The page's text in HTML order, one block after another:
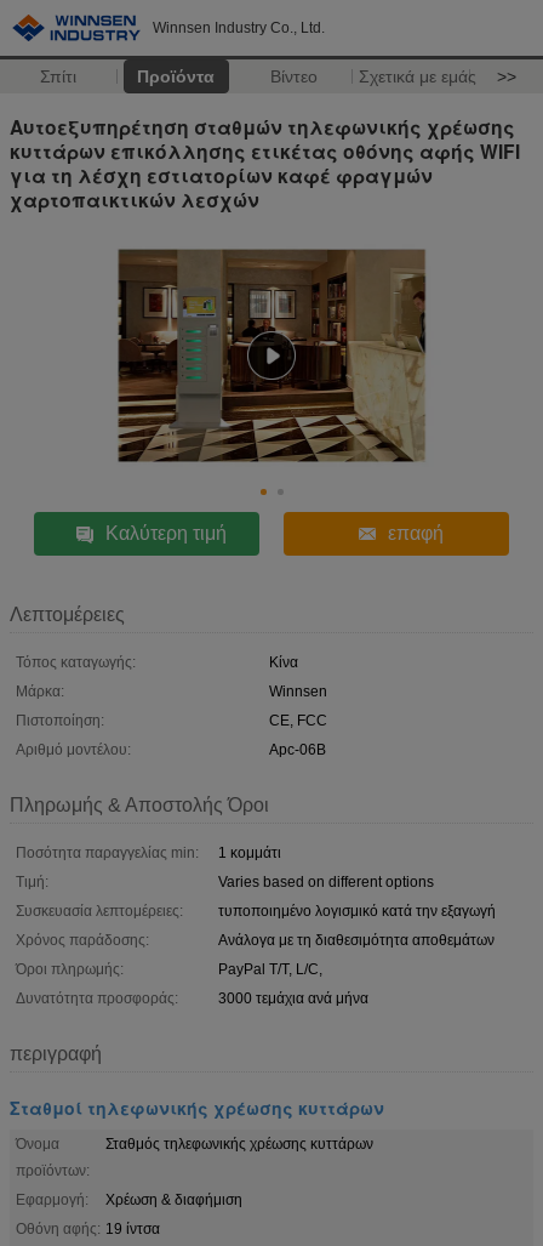
Winnsen Industry Co., Ltd.
Σπίτι Προϊόντα Βίντεο Σχετικά με εμάς >>
Αυτοεξυπηρέτηση σταθμών τηλεφωνικής χρέωσης
κυττάρων επικόλλησης ετικέτας οθόνης αφής WIFI
για τη λέσχη εστιατορίων καφέ φραγμών
χαρτοπαικτικών λεσχών
Καλύτερη τιμή επαφή
Λεπτομέρειες
Τόπος καταγωγής:
Κίνα
Μάρκα:
Winnsen
Πιστοποίηση:
CE, FCC
Αριθμό μοντέλου:
Apc-06B
Πληρωμής & Αποστολής Όροι
Ποσότητα παραγγελίας min:
1 κομμάτι
Τιμή:
Varies based on different options
Συσκευασία λεπτομέρειες:
τυποποιημένο λογισμικό κατά την εξαγωγή
Χρόνος παράδοσης:
Ανάλογα με τη διαθεσιμότητα αποθεμάτων
Όροι πληρωμής:
PayPal T/T, L/C,
Δυνατότητα προσφοράς:
3000 τεμάχια ανά μήνα
περιγραφή
Σταθμοί τηλεφωνικής χρέωσης κυττάρων
Όνομα
προϊόντων:
Σταθμός τηλεφωνικής χρέωσης κυττάρων
Εφαρμογή:
Χρέωση & διαφήμιση
Οθόνη αφής: 19 ίντσα